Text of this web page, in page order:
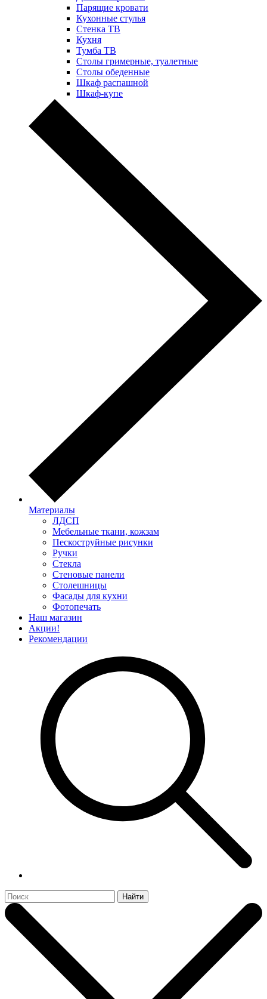
Парящие кровати
Кухонные стулья
Стенка ТВ
Кухня
Тумба ТВ
Столы гримерные, туалетные
Столы обеденные
Шкаф распашной
Шкаф-купе
Материалы
ЛДСП
Мебельные ткани, кожзам
Пескоструйные рисунки
Ручки
Стекла
Стеновые панели
Столешницы
Фасады для кухни
Фотопечать
Наш магазин
Акции!
Рекомендации
Найти